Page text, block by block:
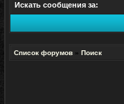
Искать сообщения за:
Список форумов » Поиск